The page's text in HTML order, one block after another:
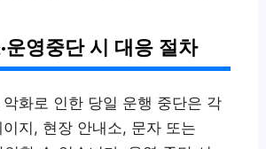
운영중단 시 대응 절차
화로 인한 당일 운행 중단은 각
지, 현장 안내소, 문자 또는